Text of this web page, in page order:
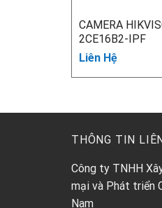
CAMERA
2CE16B2-IPF
Liên Hệ
THÔNG TIN
Công ty TNHH
mại và Phát triển
Nam